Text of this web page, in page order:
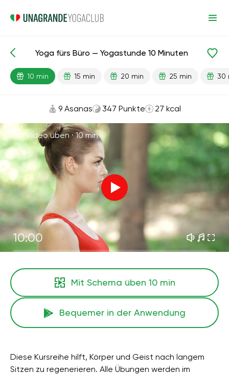
Fertige Lektionen Entspannung
Yoga fürs Büro — Yogastunde 10 Minuten
10 min 15 min 20 min 25 min 30
9 Asanas 347 Punkte 27 kcal
Mit Video üben ·10 min
10:00
Mit Schema üben 10 min
Bequemer in der Anwendung
Diese Kursreihe hilft, Körper und Geist nach langem
Sitzen zu regenerieren. Alle Übungen werden im